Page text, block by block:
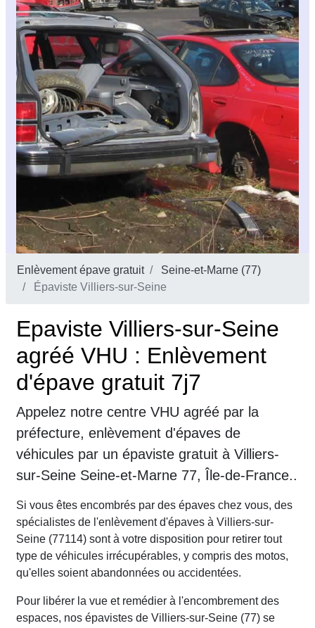
Enlèvement épave gratuit
Seine-et-Marne (77)
Épaviste Villiers-sur-Seine
Epaviste Villiers-sur-Seine
agréé VHU : Enlèvement
d'épave gratuit 7j7
Appelez notre centre VHU agréé par la
préfecture, enlèvement d'épaves de
véhicules par un épaviste gratuit à Villiers-
sur-Seine Seine-et-Marne 77, Île-de-France..
Si vous êtes encombrés par des épaves chez vous, des
spécialistes de l'enlèvement d'épaves à Villiers-sur-
Seine (77114) sont à votre disposition pour retirer tout
type de véhicules irrécupérables, y compris des motos,
qu'elles soient abandonnées ou accidentées.
Pour libérer la vue et remédier à l'encombrement des
espaces, nos épavistes de Villiers-sur-Seine (77) se